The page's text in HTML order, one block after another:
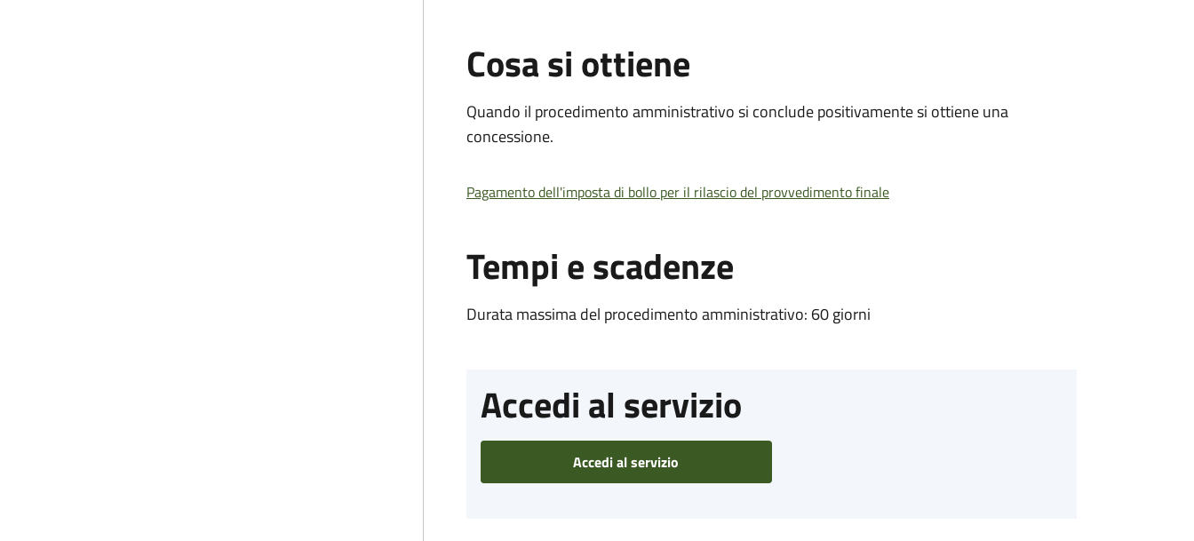
Cosa si ottiene
Quando il procedimento amministrativo si conclude positivamente si ottiene una
concessione.
Pagamento dell'imposta di bollo per il rilascio del provvedimento finale
Tempi e scadenze
Durata massima del procedimento amministrativo: 60 giorni
Accedi al servizio
Accedi al servizio